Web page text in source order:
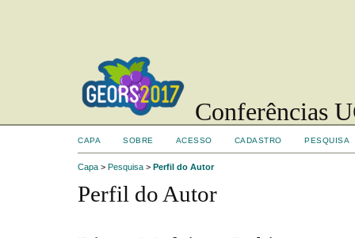
Conferências
CAPA SOBRE ACESSO CADASTRO PESQUISA
Capa > Pesquisa > Perfil do Autor
Perfil do Autor